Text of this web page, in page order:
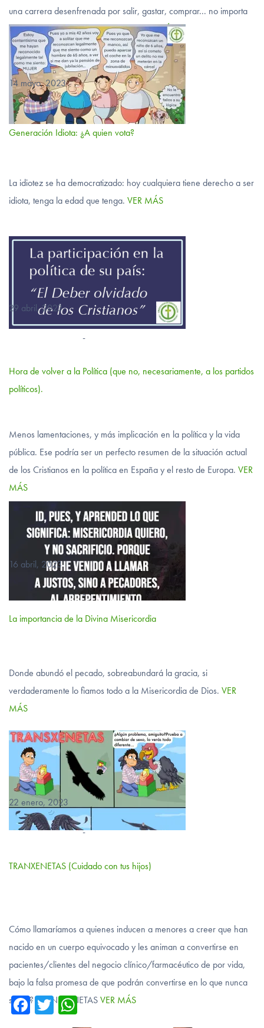
una carrera desenfrenada por salir, gastar, comprar... no importa
cuando ni cómo, ni tan siquiera si…VER MÁS
Generación Idiota: ¿A quien vota?
14 mayo, 2023
-
La idiotez se ha democratizado: hoy cualquiera tiene derecho a ser
idiota, tenga la edad que tenga. VER MÁS
Hora de volver a la Política (que no, necesariamente, a los partidos
políticos).
29 abril, 2023
-
Menos lamentaciones, y más implicación en la política y la vida
pública. Ese podría ser un perfecto resumen de la situación actual
de los Cristianos en la política en España y el resto de Europa. VER
MÁS
La importancia de la Divina Misericordia
16 abril, 2023
-
Donde abundó el pecado, sobreabundará la gracia, si
verdaderamente lo fiamos todo a la Misericordia de Dios. VER
MÁS
TRANXENETAS (Cuidado con tus hijos)
22 enero, 2023
-
Cómo llamaríamos a quienes inducen a menores a creer que han
nacido en un cuerpo equivocado y les animan a convertirse en
pacientes/clientes del negocio clínico/farmacéutico de por vida,
bajo la falsa promesa de que podrán convertirse en lo que nunca
serán? TRANSXENETASVER MÁS
Fa T W